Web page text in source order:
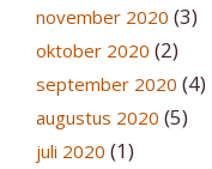
november 2020 (3)
oktober 2020 (2)
september 2020 (4)
augustus 2020 (5)
juli 2020 (1)